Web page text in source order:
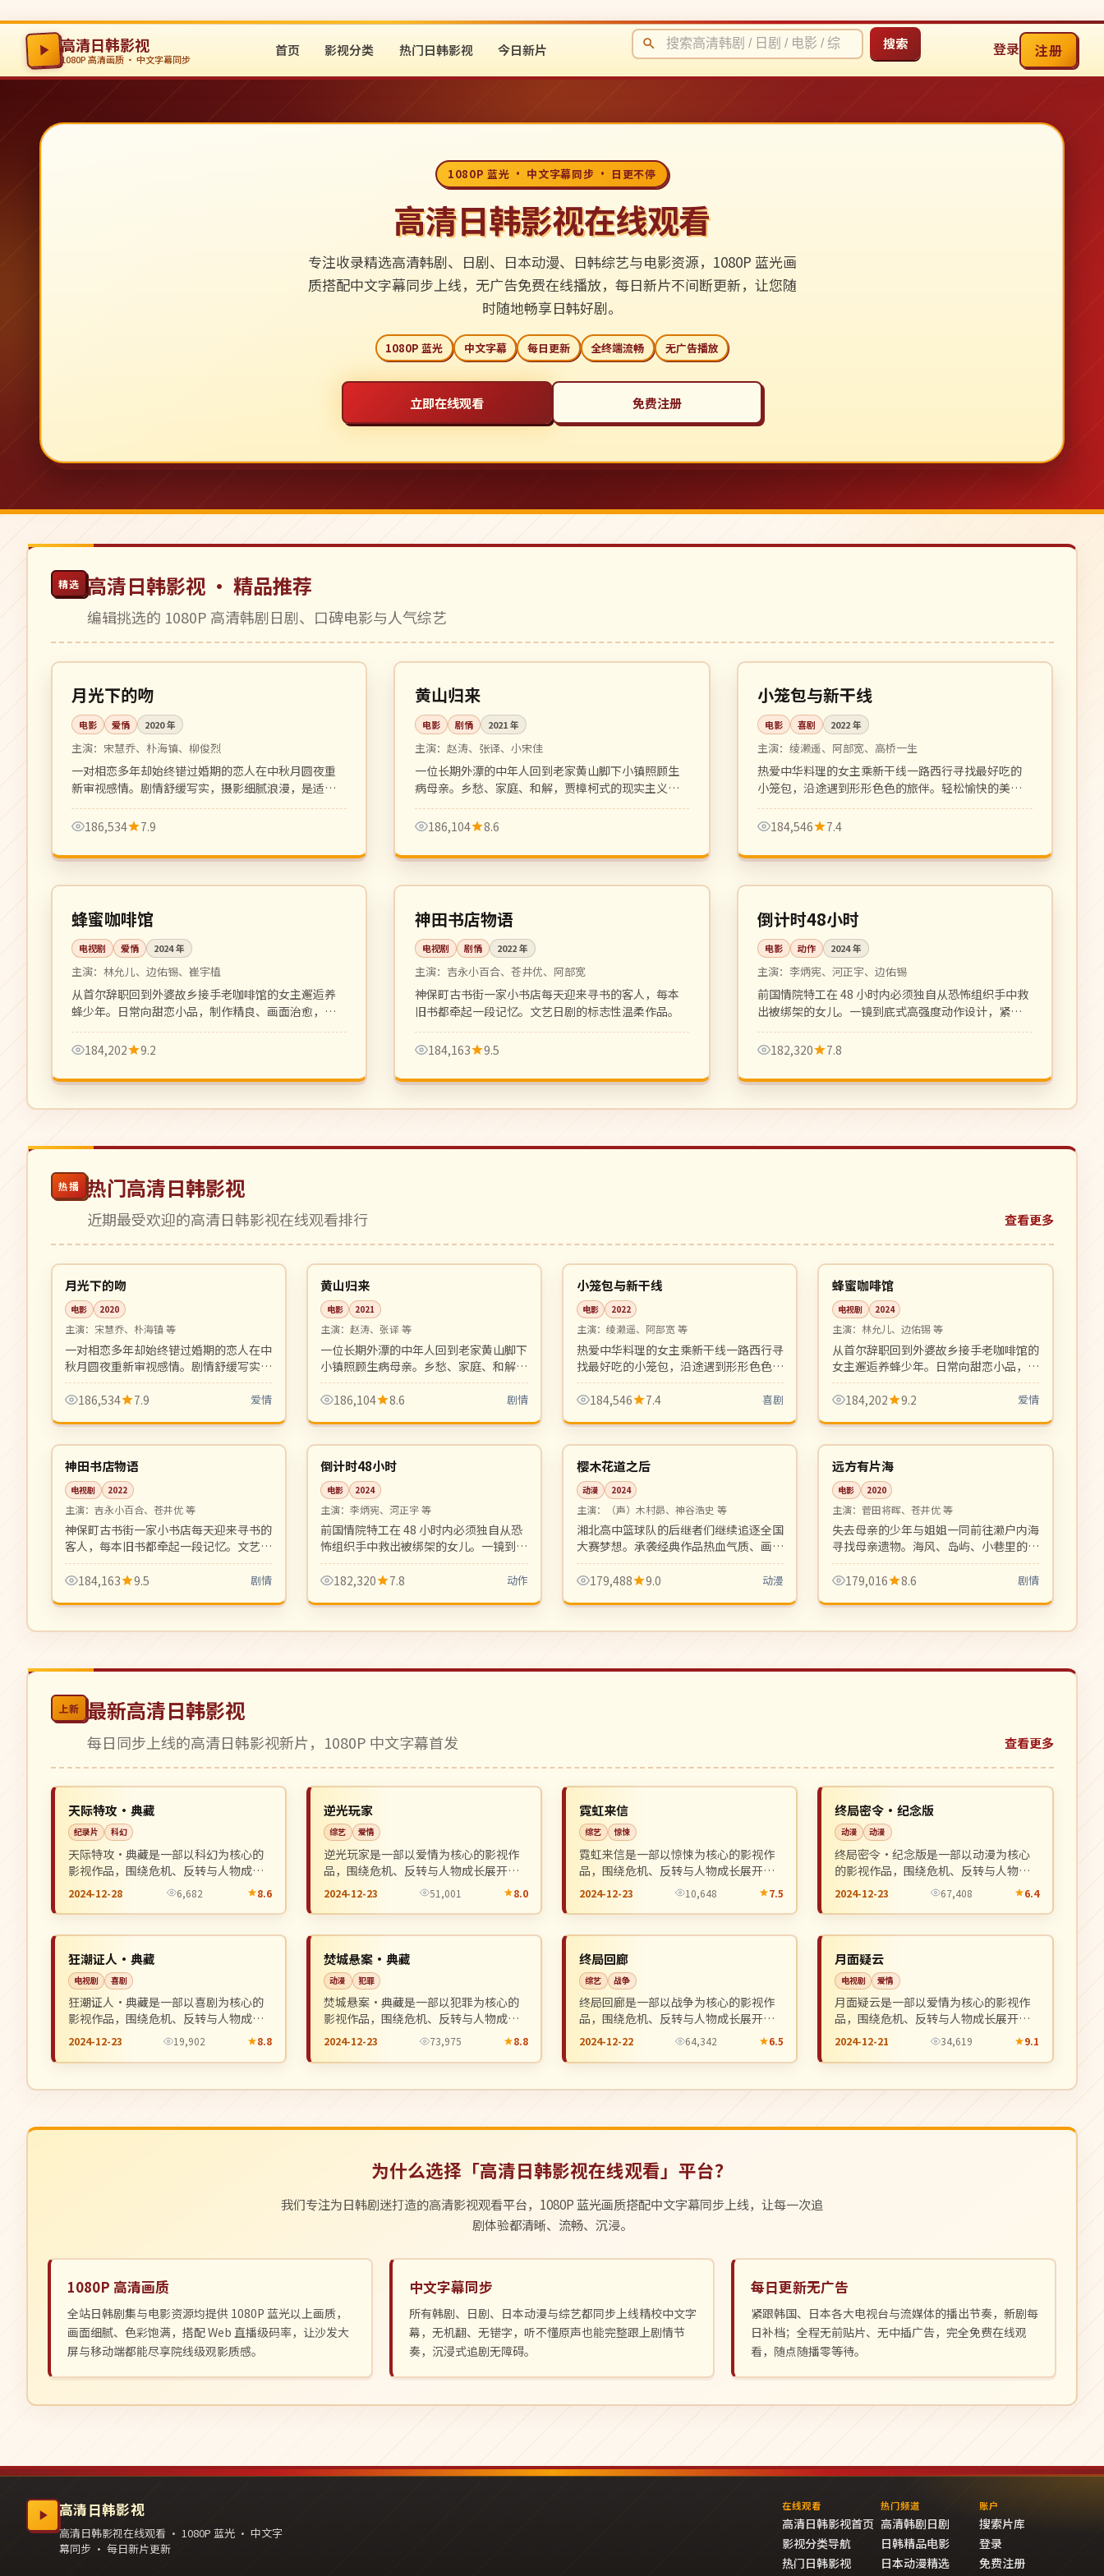
高清日韩影视
1080P 高清画质 · 中文字幕同步
首页 影视分类 热门日韩影视 今日新片 搜索 登录 注册
1080P 蓝光 · 中文字幕同步 · 日更不停
高清日韩影视在线观看
专注收录精选高清韩剧、日剧、日本动漫、日韩综艺与电影资源，1080P 蓝光画
质搭配中文字幕同步上线，无广告免费在线播放，每日新片不间断更新，让您随
时随地畅享日韩好剧。
1080P 蓝光 中文字幕 每日更新 全终端流畅 无广告播放
立即在线观看 免费注册
精选 高清日韩影视 · 精品推荐
编辑挑选的 1080P 高清韩剧日剧、口碑电影与人气综艺
韩国
月光下的吻
电影 爱情 2020年
主演： 宋慧乔、朴海镇、柳俊烈
一对相恋多年却始终错过婚期的恋人在中秋月圆夜重
新审视感情。剧情舒缓写实，摄影细腻浪漫，是适合
成熟观众的中秋档爱情片。
186,534
7.9
中国
黄山归来
电影 剧情 2021年
主演： 赵涛、张译、小宋佳
一位长期外漂的中年人回到老家黄山脚下小镇照顾生
病母亲。乡愁、家庭、和解，贾樟柯式的现实主义平
静叙事。
186,104
8.6
日本
小笼包与新干线
电影 喜剧 2022年
主演：绫濑遥、阿部宽、高桥一生
热爱中华料理的女主乘新干线一路西行寻找最好吃的
小笼包，沿途遇到形形色色的旅伴。轻松愉快的美食
公路喜剧。
184,546
7.4
韩国
热播 更新至 6 集
蜂蜜咖啡馆
电视剧 爱情 2024年
主演： 林允儿、边佑锡、崔宇植
从首尔辞职回到外婆故乡接手老咖啡馆的女主邂逅养
蜂少年。日常向甜恋小品，制作精良、画面治愈，是
2024 秋档黑马。
184,202
9.2
日本
完结 全 10 集
神田书店物语
电视剧 剧情 2022年
主演： 吉永小百合、苍井优、阿部宽
神保町古书街一家小书店每天迎来寻书的客人，每本
旧书都牵起一段记忆。文艺日剧的标志性温柔作品。
184,163 9.5
韩国
4K 124 分钟
倒计时48小时
电影 动作 2024年
主演：李炳宪、河正宇、边佑锡
前国情院特工在 48 小时内必须独自从恐怖组织手中救
出被绑架的女儿。一镜到底式高强度动作设计，紧张
感拉满。
182,320
7.8
热播 热门高清日韩影视
近期最受欢迎的高清日韩影视在线观看排行 查看更多
韩国
高分 99:24
月光下的吻
电影 2020
主演： 宋慧乔、朴海镇 等
一对相恋多年却始终错过婚期的恋人在中
秋月圆夜重新审视感情。剧情舒缓写实，
摄影细腻浪漫，是适合成熟观众的中秋档
爱情片。
186,534 7.9 爱情
中国
高分 99:30
黄山归来
电影 2021
主演：赵涛、张译 等
一位长期外漂的中年人回到老家黄山脚下
小镇照顾生病母亲。乡愁、家庭、和解，
贾樟柯式的现实主义平静叙事。
186,104
8.6 剧情
日本
热播 99:08
小笼包与新干线
电影 2022
主演： 绫濑遥、阿部宽 等
热爱中华料理的女主乘新干线一路西行寻
找最好吃的小笼包，沿途遇到形形色色的
旅伴。轻松愉快的美食公路喜剧。
184,546
7.4 喜剧
韩国
热播 06:23
蜂蜜咖啡馆
电视剧 2024
主演： 林允儿、边佑锡 等
从首尔辞职回到外婆故乡接手老咖啡馆的
女主邂逅养蜂少年。日常向甜恋小品，制
作精良、画面治愈，是 2024 秋档黑马。
184,202
9.2 爱情
日本
完结 10:32
神田书店物语
电视剧 2022
主演： 吉永小百合、苍井优 等
神保町古书街一家小书店每天迎来寻书的
客人，每本旧书都牵起一段记忆。文艺日
剧的标志性温柔作品。
184,163
9.5 剧情
韩国
4K 99:41
倒计时48小时
电影 2024
主演：李炳宪、河正宇 等
前国情院特工在 48 小时内必须独自从恐
怖组织手中救出被绑架的女儿。一镜到底
式高强度动作设计，紧张感拉满。
182,320
7.8 动作
日本
连载中 12:16
樱木花道之后
动漫 2024
主演： （声）木村昴、神谷浩史 等
湘北高中篮球队的后继者们继续追逐全国
大赛梦想。承袭经典作品热血气质、画面
分镜上乘的运动番新作。
179,488
9.0 动漫
日本
高分 99:49
远方有片海
电影 2020
主演： 菅田将晖、苍井优 等
失去母亲的少年与姐姐一同前往濑户内海
寻找母亲遗物。海风、岛屿、小巷里的家
族温情，是是枝裕和式家族电影的延续。
179,016
8.6 剧情
上新 最新高清日韩影视
每日同步上线的高清日韩影视新片，1080P 中文字幕首发 查看更多
日本
热播
天际特攻·典藏
纪录片 科幻
天际特攻·典藏是一部以科幻为核心的
影视作品，围绕危机、反转与人物成长
展开，整体节奏紧凑，值得推荐观看。
2024-12-28 6,682 8.6
日本
热播
逆光玩家
综艺 爱情
逆光玩家是一部以爱情为核心的影视作
品，围绕危机、反转与人物成长展开，
整体节奏紧凑，值得推荐观看。
2024-12-23 51,001 8.0
韩国
独播
霓虹来信
综艺 惊悚
霓虹来信是一部以惊悚为核心的影视作
品，围绕危机、反转与人物成长展开，
整体节奏紧凑，值得推荐观看。
2024-12-23 10,648 7.5
美国
高分
终局密令·纪念版
动漫 动漫
终局密令·纪念版是一部以动漫为核心
的影视作品，围绕危机、反转与人物成
长展开，整体节奏紧凑，值得推荐观
看。
2024-12-23 67,408 6.4
美国
狂潮证人·典藏
电视剧 喜剧
狂潮证人·典藏是一部以喜剧为核心的
影视作品，围绕危机、反转与人物成长
展开，整体节奏紧凑，值得推荐观看。
2024-12-23 19,902 8.8
美国
焚城悬案·典藏
动漫 犯罪
焚城悬案·典藏是一部以犯罪为核心的
影视作品，围绕危机、反转与人物成长
展开，整体节奏紧凑，值得推荐观看。
2024-12-23 73,975 8.8
中国
终局回廊
综艺 战争
终局回廊是一部以战争为核心的影视作
品，围绕危机、反转与人物成长展开，
整体节奏紧凑，值得推荐观看。
2024-12-22 64,342 6.5
韩国
月面疑云
电视剧 爱情
月面疑云是一部以爱情为核心的影视作
品，围绕危机、反转与人物成长展开，
整体节奏紧凑，值得推荐观看。
2024-12-21 34,619 9.1
为什么选择「高清日韩影视在线观看」平台？
我们专注为日韩剧迷打造的高清影视观看平台，1080P 蓝光画质搭配中文字幕同步上线，让每一次追
剧体验都清晰、流畅、沉浸。
1080P 高清画质
全站日韩剧集与电影资源均提供 1080P 蓝光以上画质，
画面细腻、色彩饱满，搭配 Web 直播级码率，让沙发大
屏与移动端都能尽享院线级观影质感。
中文字幕同步
所有韩剧、日剧、日本动漫与综艺都同步上线精校中文字
幕，无机翻、无错字，听不懂原声也能完整跟上剧情节
奏，沉浸式追剧无障碍。
每日更新无广告
紧跟韩国、日本各大电视台与流媒体的播出节奏，新剧每
日补档；全程无前贴片、无中插广告，完全免费在线观
看，随点随播零等待。
高清日韩影视
高清日韩影视在线观看 · 1080P 蓝光 · 中文字
幕同步 · 每日新片更新
在线观看
高清日韩影视首页
影视分类导航
热门日韩影视
热门频道
高清韩剧日剧
日韩精品电影
日本动漫精选
账户
搜索片库
登录
免费注册